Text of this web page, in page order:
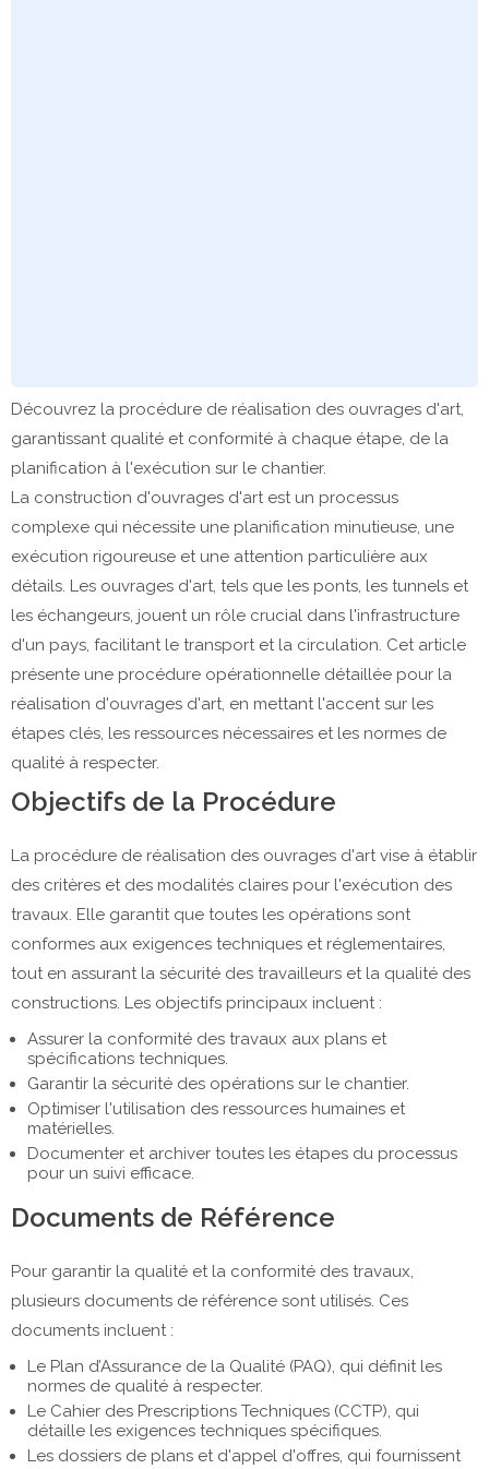
Découvrez la procédure de réalisation des ouvrages d'art,
garantissant qualité et conformité à chaque étape, de la
planification à l'exécution sur le chantier.
La construction d'ouvrages d'art est un processus
complexe qui nécessite une planification minutieuse, une
exécution rigoureuse et une attention particulière aux
détails. Les ouvrages d'art, tels que les ponts, les tunnels et
les échangeurs, jouent un rôle crucial dans l'infrastructure
d'un pays, facilitant le transport et la circulation. Cet article
présente une procédure opérationnelle détaillée pour la
réalisation d'ouvrages d'art, en mettant l'accent sur les
étapes clés, les ressources nécessaires et les normes de
qualité à respecter.
Objectifs de la Procédure
La procédure de réalisation des ouvrages d'art vise à établir
des critères et des modalités claires pour l'exécution des
travaux. Elle garantit que toutes les opérations sont
conformes aux exigences techniques et réglementaires,
tout en assurant la sécurité des travailleurs et la qualité des
constructions. Les objectifs principaux incluent :
Assurer la conformité des travaux aux plans et
spécifications techniques.
Garantir la sécurité des opérations sur le chantier.
Optimiser l'utilisation des ressources humaines et
matérielles.
Documenter et archiver toutes les étapes du processus
pour un suivi efficace.
Documents de Référence
Pour garantir la qualité et la conformité des travaux,
plusieurs documents de référence sont utilisés. Ces
documents incluent :
Le Plan d’Assurance de la Qualité (PAQ), qui définit les
normes de qualité à respecter.
Le Cahier des Prescriptions Techniques (CCTP), qui
détaille les exigences techniques spécifiques.
Les dossiers de plans et d'appel d'offres, qui fournissent